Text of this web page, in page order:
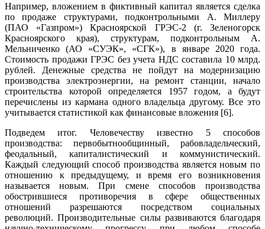
Например, вложением в фиктивный капитал является сделка
по продаже структурами, подконтрольными А. Миллеру
(ПАО «Газпром») Красноярской ГРЭС-2 (г. Зеленогорск
Красноярского края), структурам, подконтрольным А.
Мельниченко (АО «СУЭК», «СГК»), в январе 2020 года.
Стоимость продажи ГРЭС без учета НДС составила 10 млрд.
рублей. Денежные средства не пойдут на модернизацию
производства электроэнергии, на ремонт станции, начало
строительства которой определяется 1957 годом, а будут
перечислены из кармана одного владельца другому. Все это
учитывается статистикой как финансовые вложения [6].
Подведем итог. Человечеству известно 5 способов
производства: первобытнообщинный, рабовладельческий,
феодальный, капиталистический и коммунистический.
Каждый следующий способ производства является новым по
отношению к предыдущему, и время его возникновения
называется новым. При смене способов производства
обострившиеся противоречия в сфере общественных
отношений разрешаются посредством социальных
революций. Производительные силы развиваются благодаря